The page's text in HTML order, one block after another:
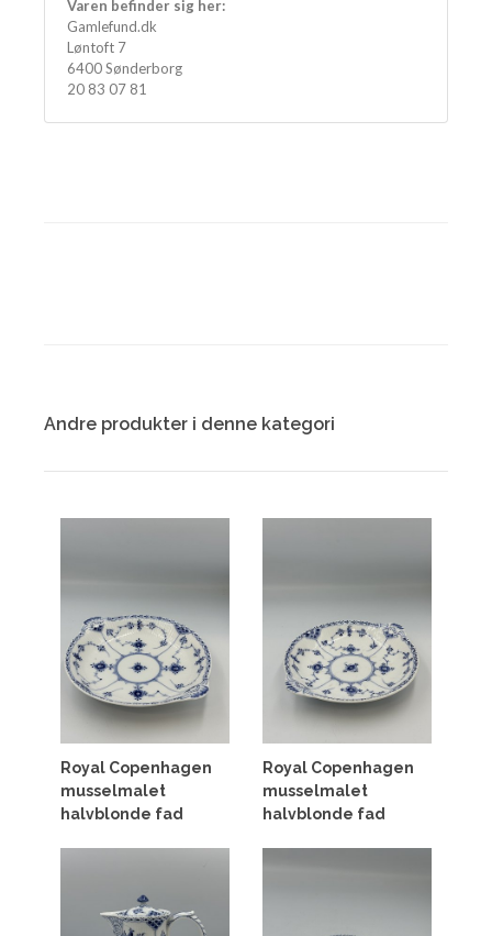
Varen befinder sig her:
Gamlefund.dk
Løntoft 7
6400 Sønderborg
20 83 07 81
Andre produkter i denne kategori
Royal Copenhagen
musselmalet
halvblonde fad
Royal Copenhagen
musselmalet
halvblonde fad